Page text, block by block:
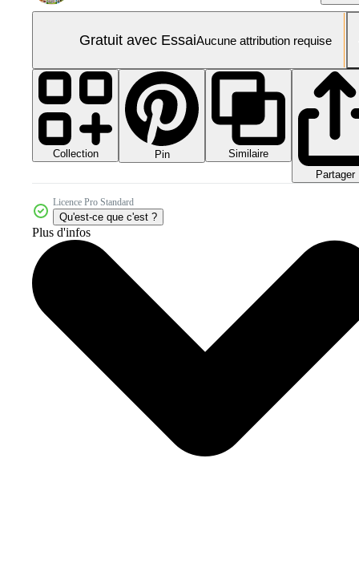
Gratuit avec EssaiAucune attribution requise
Collection Pin
Similaire
Partager
Licence Pro Standard
Qu'est-ce que c'est ?
Plus d'infos